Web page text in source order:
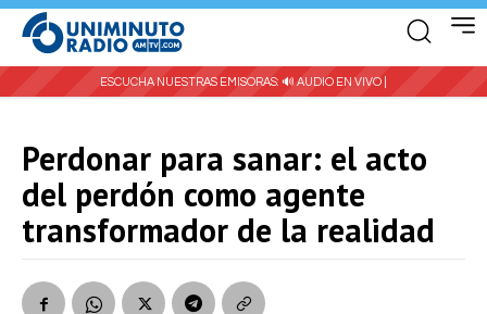
ESCUCHA NUESTRAS EMISORAS: 🔊 AUDIO EN VIVO |
Perdonar para sanar: el acto
del perdón como agente
transformador de la realidad